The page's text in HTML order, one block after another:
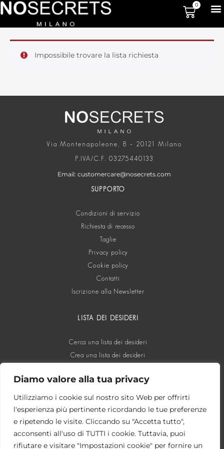
Diamo valore alla tua privacy
Utilizziamo i cookie sul nostro sito Web per offrirti
l'esperienza più pertinente ricordando le tue preferenze
e ripetendo le visite. Cliccando su "Accetta tutto",
acconsenti all'uso di TUTTI i cookie. Tuttavia, puoi
rifiutare e visitare "Impostazioni cookie" per fornire un
0
Impossibile trovare la lista richiesta
Via Montenapoleone, 8 – 20121 Milano
P.IVA/C.F. 03275440133
Email: customercare@nosecrets.com
SUPPORTO
Condizioni di servizio
Richiesta di recesso
Taglie
Privacy policy
Cookie policy
Contatti
Iscrizione alla Newsletter
LISTA DEI DESIDERI
Cerca una lista dei desideri
Crea una lista dei desideri
SOCIAL